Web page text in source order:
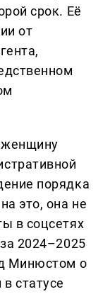
срок. Её
от
женщину
порядка
это, она не
в соцсетях
2024–2025
Минюстом о
статусе